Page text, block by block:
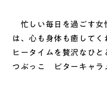
忙しい毎日を過ごす女
は、心も身体も癒して
ヒータイムを贅沢なひ
つぶっこ ビターキャラ